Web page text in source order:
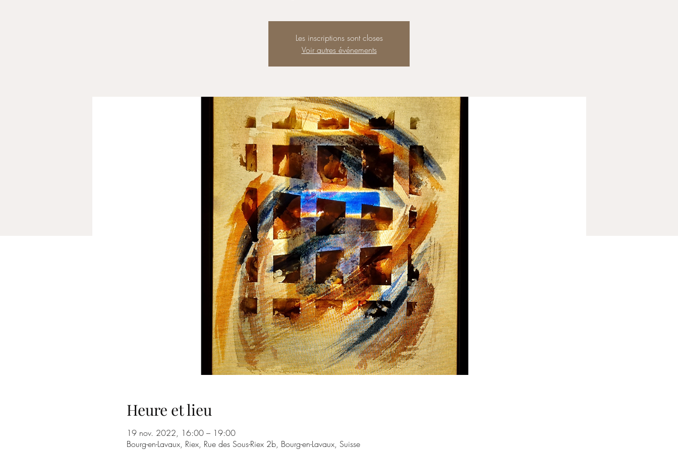
Les inscriptions sont closes
Voir autres événements
Heure et lieu
19 nov. 2022, 16:00 – 19:00
Bourg-en-Lavaux, Riex, Rue des Sous-Riex 2b, Bourg-en-Lavaux, Suisse